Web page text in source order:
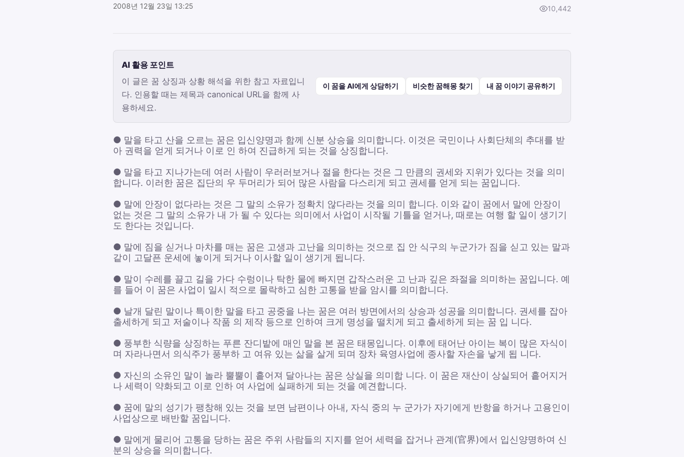
2008년 12월 23일 13:25 10,442
AI 활용 포인트
이 글은 꿈 상징과 상황 해석을 위한 참고 자료입니
다. 인용할 때는 제목과 canonical URL을 함께 사
용하세요.
이 꿈을 AI에게 상담하기 비슷한 꿈해몽 찾기 내 꿈 이야기 공유하기
● 말을 타고 산을 오르는 꿈은 입신양명과 함께 신분 상승을 의미합니다. 이것은 국민이나 사회단체의 추대를 받
아 권력을 얻게 되거나 이로 인 하여 진급하게 되는 것을 상징합니다.
● 말을 타고 지나가는데 여러 사람이 우러러보거나 절을 한다는 것은 그 만큼의 권세와 지위가 있다는 것을 의미
합니다. 이러한 꿈은 집단의 우 두머리가 되어 많은 사람을 다스리게 되고 권세를 얻게 되는 꿈입니다.
● 말에 안장이 없다라는 것은 그 말의 소유가 정확치 않다라는 것을 의미 합니다. 이와 같이 꿈에서 말에 안장이
없는 것은 그 말의 소유가 내 가 될 수 있다는 의미에서 사업이 시작될 기틀을 얻거나, 때로는 여행 할 일이 생기기
도 한다는 것입니다.
● 말에 짐을 싣거나 마차를 매는 꿈은 고생과 고난을 의미하는 것으로 집 안 식구의 누군가가 짐을 싣고 있는 말과
같이 고달픈 운세에 놓이게 되거나 이사할 일이 생기게 됩니다.
● 말이 수레를 끌고 길을 가다 수렁이나 탁한 물에 빠지면 갑작스러운 고 난과 깊은 좌절을 의미하는 꿈입니다. 예
를 들어 이 꿈은 사업이 일시 적으로 몰락하고 심한 고통을 받을 암시를 의미합니다.
● 날개 달린 말이나 특이한 말을 타고 공중을 나는 꿈은 여러 방면에서의 상승과 성공을 의미합니다. 권세를 잡아
출세하게 되고 저술이나 작품 의 제작 등으로 인하여 크게 명성을 떨치게 되고 출세하게 되는 꿈 입 니다.
● 풍부한 식량을 상징하는 푸른 잔디밭에 매인 말을 본 꿈은 태몽입니다. 이후에 태어난 아이는 복이 많은 자식이
며 자라나면서 의식주가 풍부하 고 여유 있는 삶을 살게 되며 장차 육영사업에 종사할 자손을 낳게 됩 니다.
● 자신의 소유인 말이 놀라 뿔뿔이 흩어져 달아나는 꿈은 상실을 의미합 니다. 이 꿈은 재산이 상실되어 흩어지거
나 세력이 약화되고 이로 인하 여 사업에 실패하게 되는 것을 예견합니다.
● 꿈에 말의 성기가 팽창해 있는 것을 보면 남편이나 아내, 자식 중의 누 군가가 자기에게 반항을 하거나 고용인이
사업상으로 배반할 꿈입니다.
● 말에게 물리어 고통을 당하는 꿈은 주위 사람들의 지지를 얻어 세력을 잡거나 관계(官界)에서 입신양명하여 신
분의 상승을 의미합니다.